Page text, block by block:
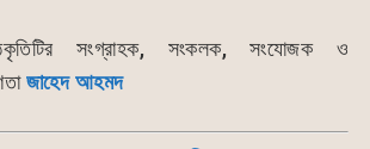
পাঠকৃতিটির সংগ্রাহক, সংকলক, সংযোজক ও
জাহেদ আহমদ